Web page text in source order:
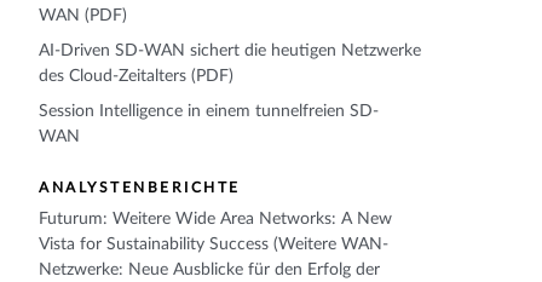
WAN (PDF)
AI-Driven SD-WAN sichert die heutigen Netzwerke
des Cloud-Zeitalters (PDF)
Session Intelligence in einem tunnelfreien SD-
WAN
ANALYSTENBERICHTE
Futurum: Weitere Wide Area Networks: A New
Vista for Sustainability Success (Weitere WAN-
Netzwerke: Neue Ausblicke für den Erfolg der